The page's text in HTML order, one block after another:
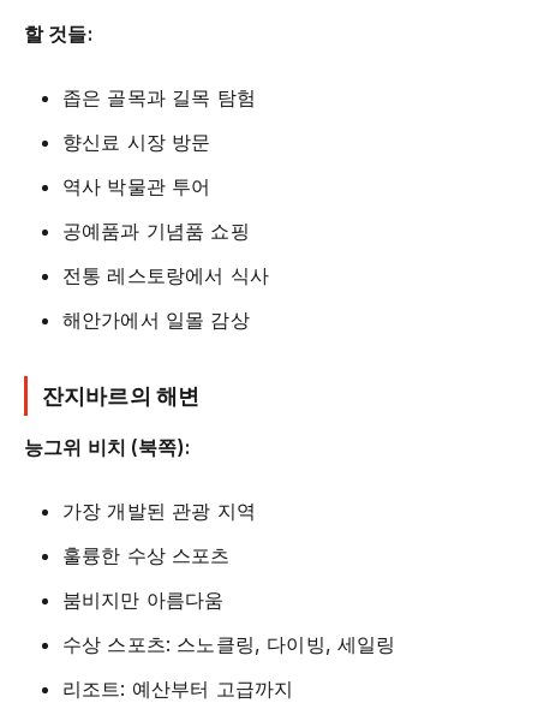
할 것들:
좁은 골목과 길목 탐험
향신료 시장 방문
역사 박물관 투어
공예품과 기념품 쇼핑
전통 레스토랑에서 식사
해안가에서 일몰 감상
잔지바르의 해변
능그위 비치 (북쪽):
가장 개발된 관광 지역
훌륭한 수상 스포츠
붐비지만 아름다움
수상 스포츠: 스노클링, 다이빙, 세일링
리조트: 예산부터 고급까지